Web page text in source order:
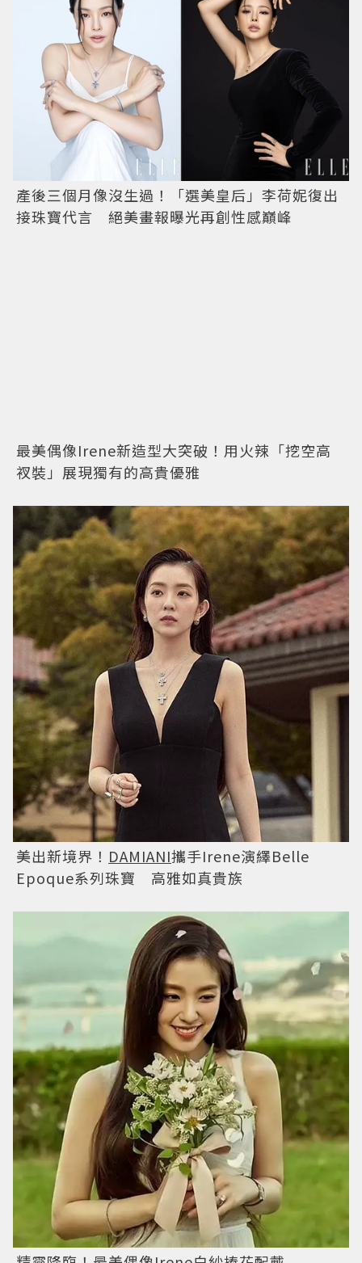
產後三個月像沒生過！「選美皇后」李荷妮復出
接珠寶代言 絕美畫報曝光再創性感巔峰
最美偶像Irene新造型大突破！用火辣「挖空高
衩裝」展現獨有的高貴優雅
美出新境界！ DAMIANI攜手Irene演繹Belle
Epoque系列珠寶 高雅如真貴族